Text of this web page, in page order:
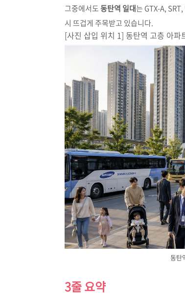
그중에서도동탄역 일대는 GTX-A,
시 뜨겁게 주목받고 있습니다.
[사진 삽입 위치 1] 동탄역 고층 아파
동탄
3줄 요약